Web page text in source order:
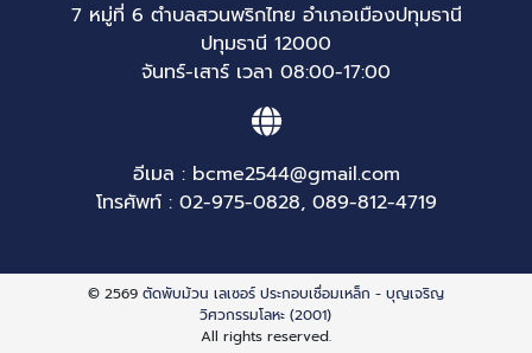
7 หมู่ที่ 6 ตำบลสวนพริกไทย อำเภอเมืองปทุมธานี
ปทุมธานี 12000
จันทร์-เสาร์ เวลา 08:00-17:00
อีเมล : bcme2544@gmail.com
โทรศัพท์ : 02-975-0828, 089-812-4719
© 2569 ตัดพับม้วน เลเซอร์ ประกอบเชื่อมเหล็ก - บุญเจริญ
วิศวกรรมโลหะ (2001)
All rights reserved.